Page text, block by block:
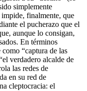
simplemente
finalmente, que
el pucherazo que el
aunque lo consigan,
En términos
“captura de las
verdadero alcalde de
las redes de
en su red de
cleptocracia: el